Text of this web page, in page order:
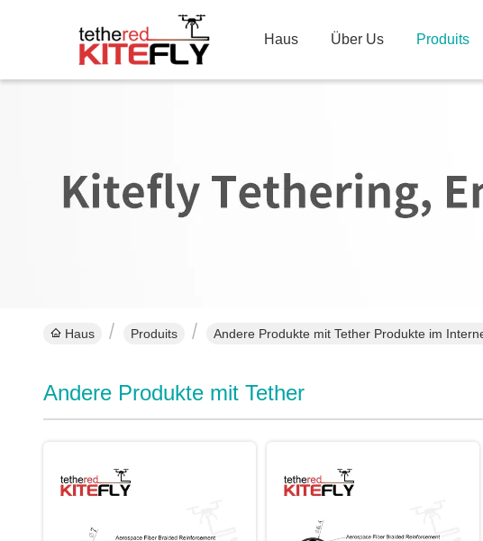
Haus Über Us Produits
Haus Produits Andere Produkte mit Tether Produkte im
Andere Produkte mit Tether